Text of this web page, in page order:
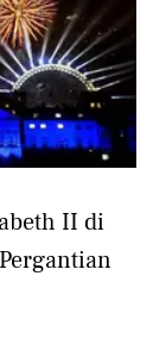
II di